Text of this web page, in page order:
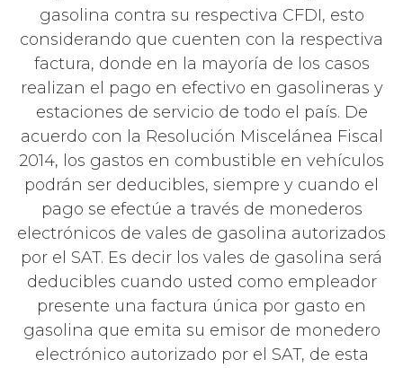
gasolina contra su respectiva CFDI, esto
considerando que cuenten con la respectiva
factura, donde en la mayoría de los casos
realizan el pago en efectivo en gasolineras y
estaciones de servicio de todo el país. De
acuerdo con la Resolución Miscelánea Fiscal
2014, los gastos en combustible en vehículos
podrán ser deducibles, siempre y cuando el
pago se efectúe a través de monederos
electrónicos de vales de gasolina autorizados
por el SAT. Es decir los vales de gasolina será
deducibles cuando usted como empleador
presente una factura única por gasto en
gasolina que emita su emisor de monedero
electrónico autorizado por el SAT, de esta